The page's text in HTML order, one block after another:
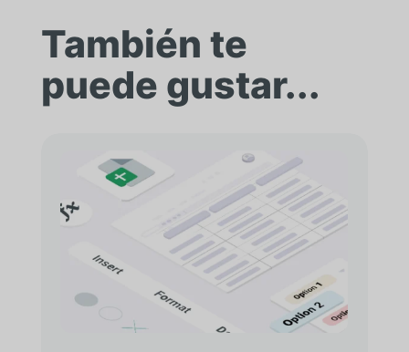
También te
puede gustar...